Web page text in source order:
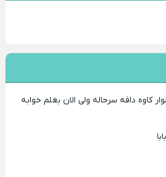
کاوه دافه سرحاله ولی الان بغلم خوابه